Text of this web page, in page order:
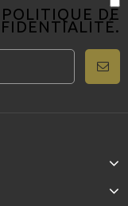
POLITIQUE DE
.